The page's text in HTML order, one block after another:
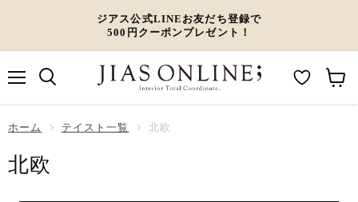
ジアス公式LINEお友だち登録で
500円クーポンプレゼント！
ー
ホーム テイスト一覧 北欧
北欧